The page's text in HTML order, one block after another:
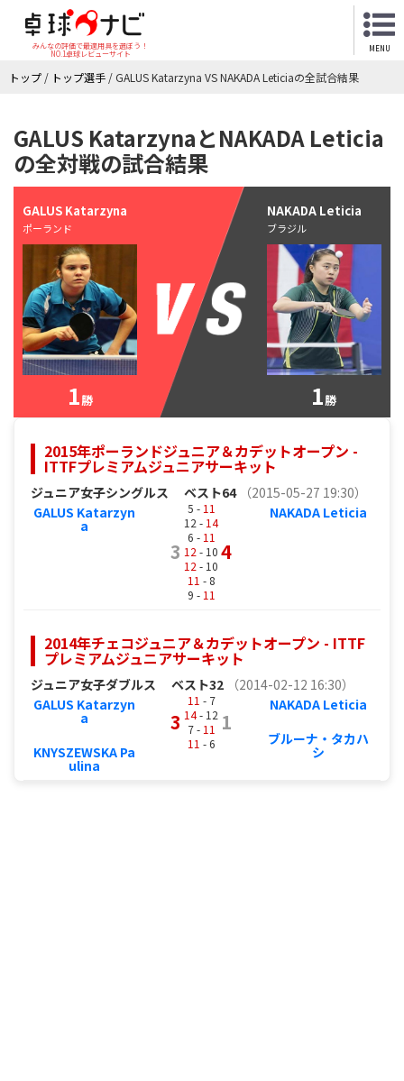
みんなの評価で最適用具を選ぼう！
NO.1卓球レビューサイト
MENU
トップ / トップ選手 / GALUS Katarzyna VS NAKADA Leticiaの全試合結果
GALUS KatarzynaとNAKADA Leticia
の全対戦の試合結果
GALUS Katarzyna
ポーランド
1勝
NAKADA Leticia
ブラジル
1勝
2015年ポーランドジュニア＆カデットオープン -
ITTFプレミアムジュニアサーキット
ジュニア女子シングルス ベスト64
（2015-05-27 19:30）
GALUS Katarzyn
a
3
5 - 11
12 - 14
6 - 11
12 - 10
12 - 10
11 - 8
9 - 11
4
NAKADA Leticia
2014年チェコジュニア＆カデットオープン - ITTF
プレミアムジュニアサーキット
ジュニア女子ダブルス ベスト32
（2014-02-12 16:30）
GALUS Katarzyn
a
KNYSZEWSKA Pa
ulina
3
11 - 7
14- 12
7 - 11
11 - 6
1
NAKADA Leticia
ブルーナ・タカハ
シ